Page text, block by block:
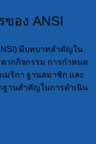
อง ANSI
มีบทบาทสำคัญใน
วกกิจกรรม การกำหนด
มริกา ฐานสมาชิก และ
ฐานสำคัญในการดำเนิน